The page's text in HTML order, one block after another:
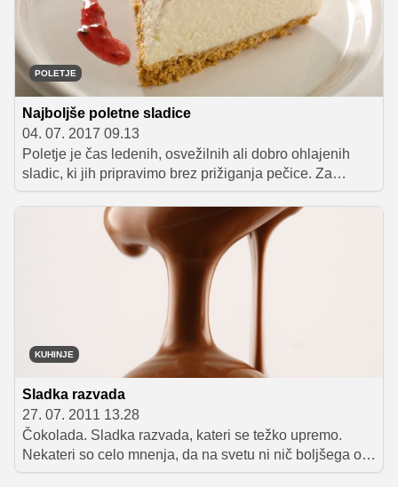
POLETJE
Najboljše poletne sladice
04. 07. 2017 09.13
Poletje je čas ledenih, osvežilnih ali dobro ohlajenih
sladic, ki jih pripravimo brez prižiganja pečice. Za
pripravo slastnih dobrot potrebujemo samo nekaj časa,
hladilnik ali zamrzovalnik in seveda nekaj dobrih
KUHINJE
Sladka razvada
27. 07. 2011 13.28
Čokolada. Sladka razvada, kateri se težko upremo.
Nekateri so celo mnenja, da na svetu ni nič boljšega od
čokolade!